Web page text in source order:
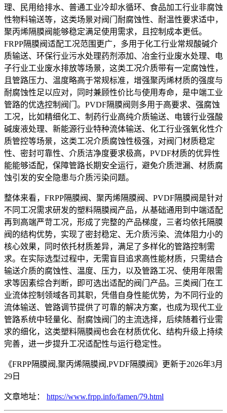
理、民用给排水、普通工业冷却水循环、食品加工行业非腐蚀
性物料输送等，这类场景对阀门耐腐蚀性、耐温性要求适中，
聚丙烯隔膜阀能够稳定满足使用需求，且控制成本更低。
FRPP隔膜阀适配工况范围更广，多用于化工行业常规酸碱介
质输送、环保行业污水处理药剂添加、冶金行业废水处理、电
子行业工业废水排放等场景，这类工况介质带有一定腐蚀性，
且管路压力、温度略高于常规标准，增强聚丙烯材质的强度与
耐腐蚀性足以应对，同时兼顾性价比与使用寿命，是中端工业
管路的优选控制阀门。PVDF隔膜阀则多用于高要求、强腐蚀
工况，比如精细化工、制药行业高纯介质输送、电镀行业强酸
碱废液处理、新能源行业特种流体输送、化工行业强氧化性介
质管控等场景，这类工况介质腐蚀性极强，对阀门材质稳定
性、密封可靠性、介质洁净度要求极高，PVDF材质的优异性
能能够适配，保障管路长期安全运行，避免介质泄漏、材质腐
蚀引发的安全隐患与介质污染问题。
整体来看，FRPP隔膜阀、聚丙烯隔膜阀、PVDF隔膜阀是针对
不同工况需求研发的塑料隔膜阀产品，从基础通用到中端适配
再到高端严苛工况，形成了完整的产品梯度，三者均依托隔膜
阀的结构优势，实现了密封稳定、无介质污染、流体阻力小的
核心效果，同时依托材质差异，满足了多样化的管路控制需
求。在实际选型过程中，无需盲目追求高性能材质，只需结合
输送介质的腐蚀性、温度、压力，以及管路工况、使用年限需
求等因素综合判断，即可选出适配的阀门产品。三类阀门在工
业流体控制领域各司其职，凭借自身性能优势，为不同行业的
流体输送、管路调节提供了可靠的解决方案，也成为现代工业
管路系统中轻量化、耐腐蚀阀门的主流选择，后续随着行业需
求的细化，这类塑料隔膜阀也会在材质优化、结构升级上持续
完善，进一步提升工况适配性与运行稳定性。
《FRPP隔膜阀,聚丙烯隔膜阀,PVDF隔膜阀》更新于2026年3月
29日
文章地址： https://www.frpp.info/famen/79.html